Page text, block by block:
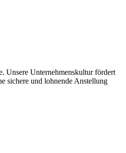
Unsere Unternehmenskultur fördert
sichere und lohnende Anstellung